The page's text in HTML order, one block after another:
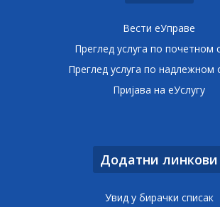
Вести еУправе
Преглед услуга по почетном
Преглед услуга по надлежном
Пријава на еУслугу
Додатни линкови
Увид у бирачки списак